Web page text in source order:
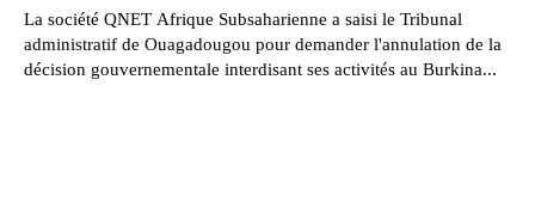
La société QNET Afrique Subsaharienne a saisi le Tribunal
administratif de Ouagadougou pour demander l'annulation de la
décision gouvernementale interdisant ses activités au Burkina...